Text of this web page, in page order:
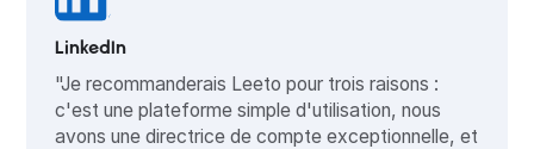
LinkedIn
"Je recommanderais Leeto pour trois raisons :
c'est une plateforme simple d'utilisation, nous
avons une directrice de compte exceptionnelle, et